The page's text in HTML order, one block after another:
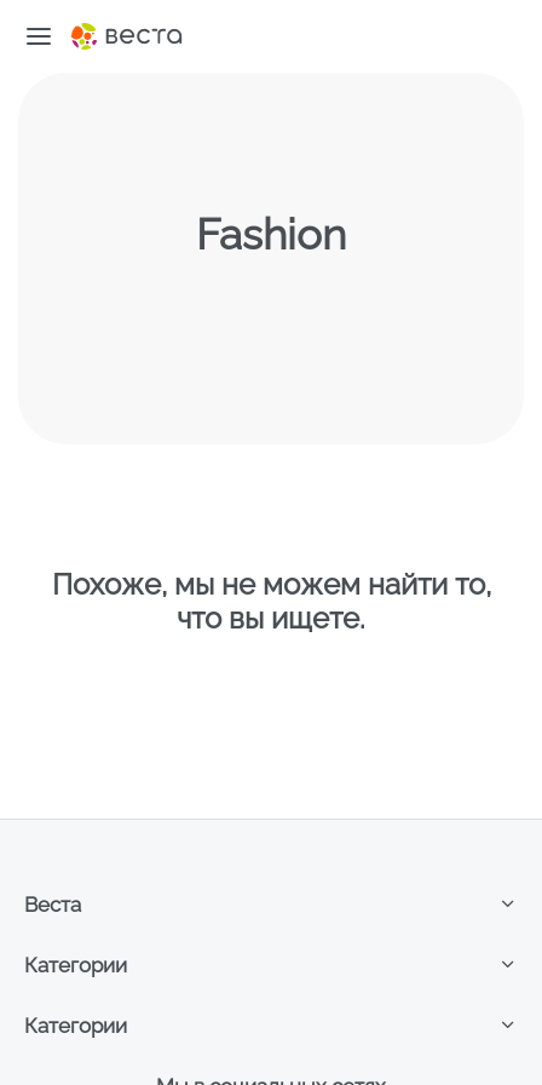
Fashion
Похоже, мы не можем найти то,
что вы ищете.
Категории
Категории
Веста